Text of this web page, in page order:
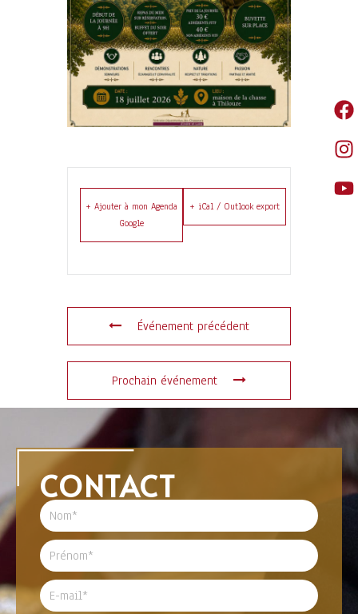
+ Ajouter à mon Agenda
Google
+ iCal / Outlook export
Événement précédent
Prochain événement
CONTACT